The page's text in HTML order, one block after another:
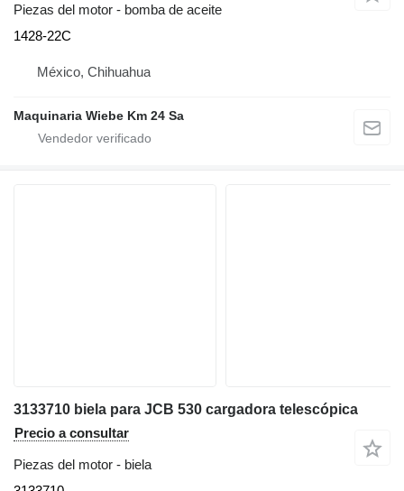
Piezas del motor - bomba de aceite
1428-22C
México, Chihuahua
Maquinaria Wiebe Km 24 Sa
3133710 biela para JCB 530 cargadora telescópica
Precio a consultar
Piezas del motor - biela